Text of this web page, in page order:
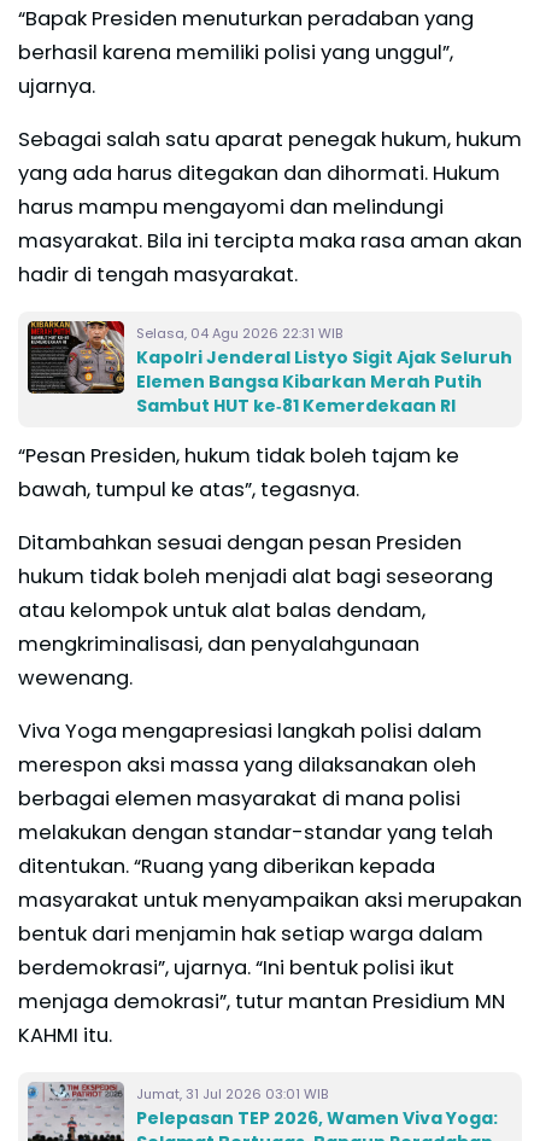
“Bapak Presiden menuturkan peradaban yang
berhasil karena memiliki polisi yang unggul”,
ujarnya.
Sebagai salah satu aparat penegak hukum, hukum
yang ada harus ditegakan dan dihormati. Hukum
harus mampu mengayomi dan melindungi
masyarakat. Bila ini tercipta maka rasa aman akan
hadir di tengah masyarakat.
Selasa, 04 Agu 2026 22:31 WIB
Kapolri Jenderal Listyo Sigit Ajak Seluruh
Elemen Bangsa Kibarkan Merah Putih
Sambut HUT ke‑81 Kemerdekaan RI
“Pesan Presiden, hukum tidak boleh tajam ke
bawah, tumpul ke atas”, tegasnya.
Ditambahkan sesuai dengan pesan Presiden
hukum tidak boleh menjadi alat bagi seseorang
atau kelompok untuk alat balas dendam,
mengkriminalisasi, dan penyalahgunaan
wewenang.
Viva Yoga mengapresiasi langkah polisi dalam
merespon aksi massa yang dilaksanakan oleh
berbagai elemen masyarakat di mana polisi
melakukan dengan standar-standar yang telah
ditentukan. “Ruang yang diberikan kepada
masyarakat untuk menyampaikan aksi merupakan
bentuk dari menjamin hak setiap warga dalam
berdemokrasi”, ujarnya. “Ini bentuk polisi ikut
menjaga demokrasi”, tutur mantan Presidium MN
KAHMI itu.
Jumat, 31 Jul 2026 03:01 WIB
Pelepasan TEP 2026, Wamen Viva Yoga: